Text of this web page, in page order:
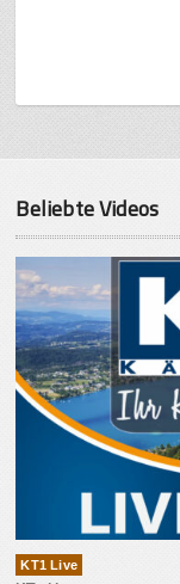
Beliebte Videos
KT1 Live